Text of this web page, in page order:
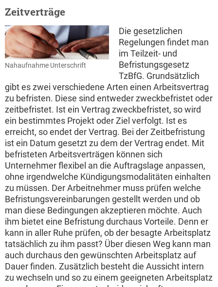
Zeitverträge
Nahaufnahme Unterschrift
Die gesetzlichen
Regelungen findet man
im Teilzeit- und
Befristungsgesetz
TzBfG. Grundsätzlich
gibt es zwei verschiedene Arten einen Arbeitsvertrag
zu befristen. Diese sind entweder zweckbefristet oder
zeitbefristet. Ist ein Vertrag zweckbefristet, so wird
ein bestimmtes Projekt oder Ziel verfolgt. Ist es
erreicht, so endet der Vertrag. Bei der Zeitbefristung
ist ein Datum gesetzt zu dem der Vertrag endet. Mit
befristeten Arbeitsverträgen können sich
Unternehmer flexibel an die Auftragslage anpassen,
ohne irgendwelche Kündigungsmodalitäten einhalten
zu müssen. Der Arbeitnehmer muss prüfen welche
Befristungsvereinbarungen gestellt werden und ob
man diese Bedingungen akzeptieren möchte. Auch
ihm bietet eine Befristung durchaus Vorteile. Denn er
kann in aller Ruhe prüfen, ob der besagte Arbeitsplatz
tatsächlich zu ihm passt? Über diesen Weg kann man
auch durchaus den gewünschten Arbeitsplatz auf
Dauer finden. Zusätzlich besteht die Aussicht intern
zu wechseln und so zu einem geeigneten Arbeitsplatz